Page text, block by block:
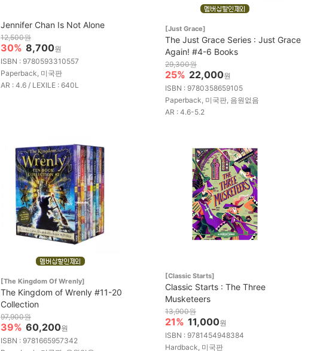
Jennifer Chan Is Not Alone
12,500원
30% 8,700원
ISBN : 9780593310557
Paperback, 미국판
AR : 4.6 / LEXILE : 640L
[Just Grace]
The Just Grace Series : Just Grace
Again! #4-6 Books
29,300원
25% 22,000원
ISBN : 9780358659105
Paperback, 미국판, 음원없음
AR : 4.6-5.2
[The Kingdom Of Wrenly]
The Kingdom of Wrenly #11-20
Collection
97,900원
39% 60,200원
ISBN : 9781665957342
[Classic Starts]
Classic Starts : The Three
Musketeers
13,900원
21% 11,000원
ISBN : 9781454948384
Hardback, 미국판